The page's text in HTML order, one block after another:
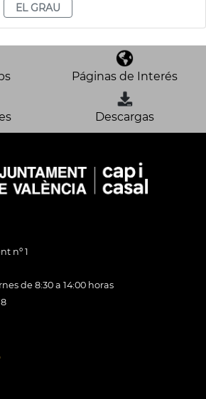
EL GRAU
Páginas de Interés
Descargas
nº 1
de 8:30 a 14:00 horas